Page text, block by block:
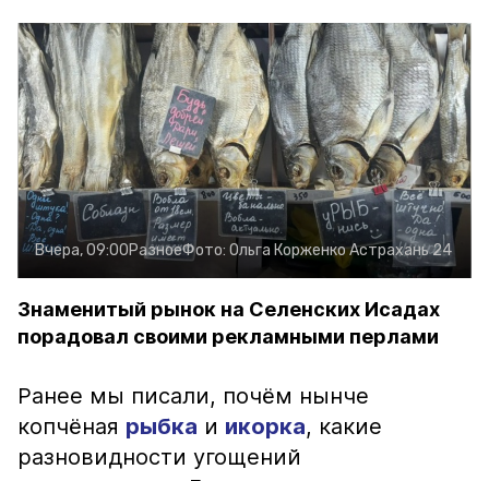
Вчера, 09:00РазноеФото: Ольга КорженкоАстрахань 24
Знаменитый рынок на Селенских Исадах
порадовал своими рекламными перлами
Ранее мы писали, почём нынче
копчёная рыбка и икорка, какие
разновидности угощений